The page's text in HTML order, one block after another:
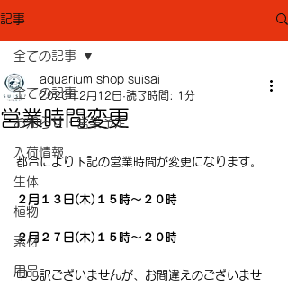
記事
全ての記事
お知らせ・営業予定
入荷情報
生体
植物
素材
用品
全ての記事
営業時間変更
aquarium shop suisai
2020年2月12日 読了時間: 1分
都合により下記の営業時間が変更になります。
２月１３日(木)１５時～２０時
２月２７日(木)１５時～２０時
申し訳ございませんが、お間違えのございませ